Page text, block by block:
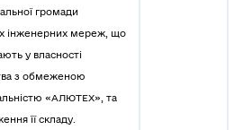
громади
інженерних мереж, що
у власності
з обмеженою
«АЛЮТЕХ», та
її складу.